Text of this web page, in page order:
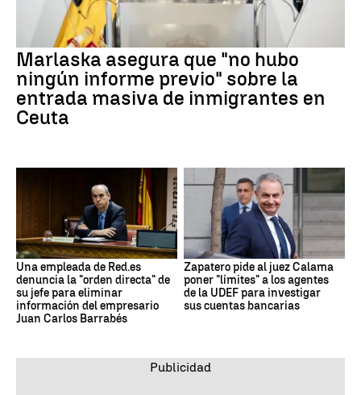
Marlaska asegura que "no hubo
ningún informe previo" sobre la
entrada masiva de inmigrantes en
Ceuta
Una empleada de Red.es
denuncia la "orden directa" de
su jefe para eliminar
información del empresario
Juan Carlos Barrabés
Zapatero pide al juez Calama
poner "límites" a los agentes
de la UDEF para investigar
sus cuentas bancarias